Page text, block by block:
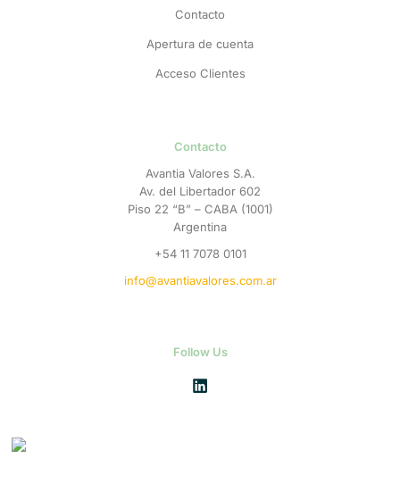
Contacto
Apertura de cuenta
Acceso Clientes
Contacto
Avantia Valores S.A.
Av. del Libertador 602
Piso 22 “B” – CABA (1001)
Argentina
+54 11 7078 0101
info@avantiavalores.com.ar
Follow Us